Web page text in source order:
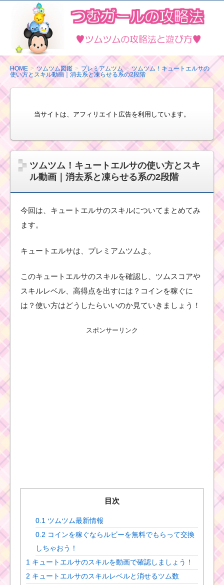
ム
ツ
ム
の
攻
略
び
方
HOME ツムツム図鑑 プレミアムツム
ツムツム！キュートエルサの
使い方とスキル動画｜消去系と凍らせる系の2段階
当サイトは、アフィリエイト広告を利用しています。
ツムツム！キュートエルサの使い方とスキ
ル動画｜消去系と凍らせる系の2段階
今回は、キュートエルサのスキルについてまとめてみ
ます。
キュートエルサは、プレミアムツムよ。
このキュートエルサのスキルを確認し、ツムスコアや
スキルレベル、高得点を出すには？コインを稼ぐに
は？使い方はどうしたらいいのか見ていきましょう！
スポンサーリンク
目次
0.1 ツムツム最新情報
0.2 コインを稼ぐならルビーを無料でもらって交換
しちゃおう！
1 キュートエルサのスキルを動画で確認しましょう！
2 キュートエルサのスキルレベルと消せるツム数